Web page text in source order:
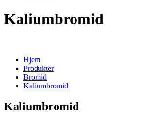
Kaliumbromid
Hjem
Produkter
Bromid
Kaliumbromid
Kaliumbromid